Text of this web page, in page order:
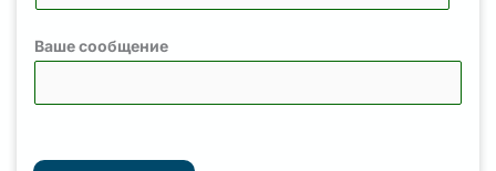
Ваше сообщение